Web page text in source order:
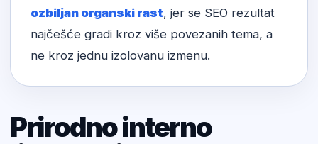
ozbiljan organski rast, jer se SEO rezultat
najčešće gradi kroz više povezanih tema, a
ne kroz jednu izolovanu izmenu.
Prirodno interno